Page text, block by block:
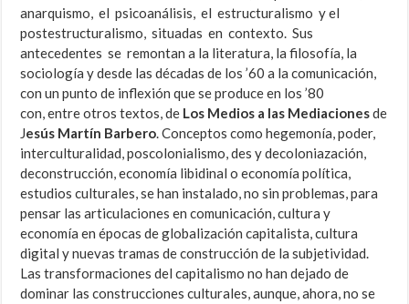
anarquismo, el psicoanálisis, el estructuralismo y el
postestructuralismo, situadas en contexto. Sus
antecedentes se remontan a la literatura, la filosofía, la
sociología y desde las décadas de los ’60 a la comunicación,
con un punto de inflexión que se produce en los ’80
con, entre otros textos, de Los Medios a las Mediacionesde
Jesús Martín Barbero. Conceptos como hegemonía, poder,
interculturalidad, poscolonialismo, des y decoloniazación,
deconstrucción, economía libidinal o economía política,
estudios culturales, se han instalado, no sin problemas, para
pensar las articulaciones en comunicación, cultura y
economía en épocas de globalización capitalista, cultura
digital y nuevas tramas de construcción de la subjetividad.
Las transformaciones del capitalismo no han dejado de
dominar las construcciones culturales, aunque, ahora, no se